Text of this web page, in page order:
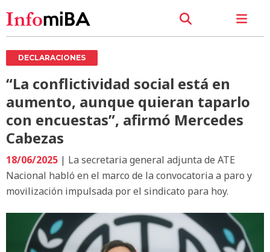
DECLARACIONES
“La conflictividad social está en
aumento, aunque quieran taparlo
con encuestas”, afirmó Mercedes
Cabezas
18/06/2025 | La secretaria general adjunta de ATE
Nacional habló en el marco de la convocatoria a paro y
movilización impulsada por el sindicato para hoy.